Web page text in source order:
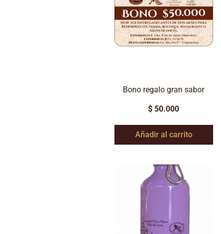
Bono regalo gran sabor
$ 50.000
Añadir al carrito